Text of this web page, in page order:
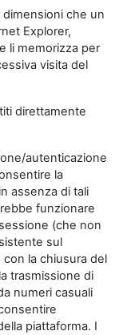
che un
Explorer,
li memorizza per
visita del
direttamente
autenticazione
la
assenza di tali
funzionare
(che non
sul
la chiusura del
trasmissione di
numeri casuali
piattaforma. I